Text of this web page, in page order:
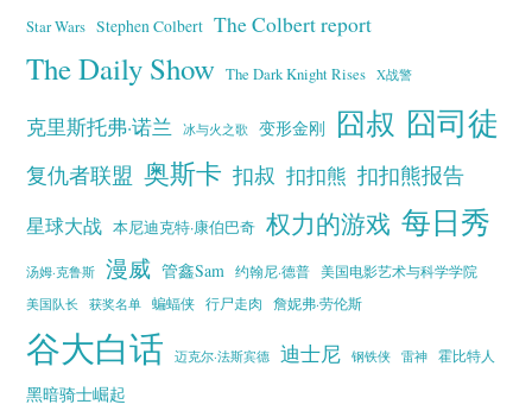
Star Wars Stephen Colbert The Colbert report
The Daily Show The Dark Knight Rises X战警
克里斯托弗·诺兰 冰与火之歌 变形金刚 囧叔 囧司徒
复仇者联盟 奥斯卡 扣叔 扣扣熊 扣扣熊报告
星球大战 本尼迪克特·康伯巴奇 权力的游戏 每日秀
汤姆·克鲁斯 漫威 管鑫Sam 约翰尼·德普
美国电影艺术与科学学院
美国队长
获奖名单 蝙蝠侠 行尸走肉 詹妮弗·劳伦斯
谷大白话 迈克尔·法斯宾德 迪士尼 钢铁侠 雷神 霍比特人
黑暗骑士崛起